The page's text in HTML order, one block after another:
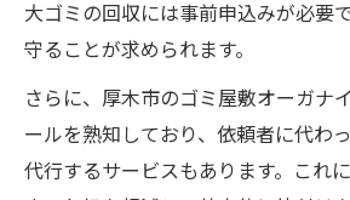
大ゴミの回収には事前申込みが必要
守ることが求められます。
さらに、厚木市のゴミ屋敷オーガナ
ールを熟知しており、依頼者に代わ
代行するサービスもあります。これ